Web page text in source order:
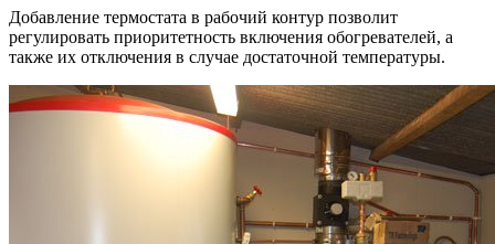
Добавление термостата в рабочий контур позволит
регулировать приоритетность включения обогревателей, а
также их отключения в случае достаточной температуры.